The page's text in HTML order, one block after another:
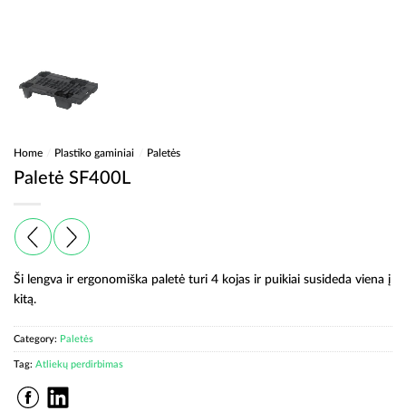
Home Plastiko gaminiai Paletės
Paletė SF400L
Ši lengva ir ergonomiška paletė turi 4 kojas ir puikiai susideda viena į
kitą.
Category: Paletės
Tag: Atliekų perdirbimas